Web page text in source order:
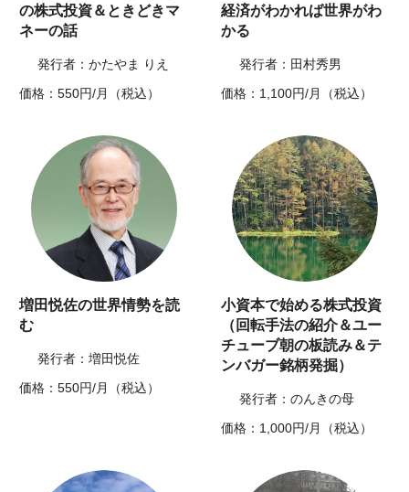
の株式投資＆ときどきマ
ネーの話
発行者：かたやま りえ
価格：550円/月（税込）
経済がわかれば世界がわ
かる
発行者：田村秀男
価格：1,100円/月（税込）
増田悦佐の世界情勢を読
む
発行者：増田悦佐
価格：550円/月（税込）
小資本で始める株式投資
（回転手法の紹介＆ユー
チューブ朝の板読み＆テ
ンバガー銘柄発掘）
発行者：のんきの母
価格：1,000円/月（税込）